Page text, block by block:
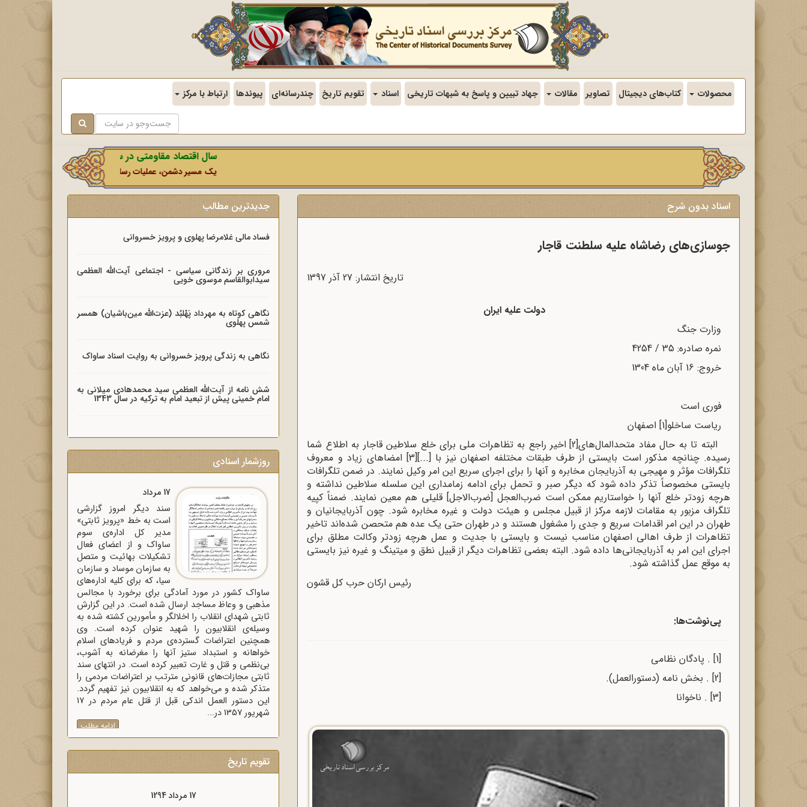
محصولات کتاب‌های دیجیتال تصاویر مقالات جهاد تبیین و پاسخ به شبهات تاریخی اسناد تقویم تاریخ چندرسانه‌ای پیوندها ارتباط با مرکز
سال اقتصاد مقاومتی در سایه وحدت ملی و امنیت ملی.
یک مسیر دشمن، عملیات رسانه‌ای او است که در این ایام بطور
اسناد بدون شرح
جوسازی‌های رضاشاه علیه سلطنت قاجار
تاریخ انتشار: 27 آذر 1397
دولت علیه ایران
وزارت جنگ
نمره صادره: 35 / 4254
خروج: 16 آبان ماه 1304
فوری است
ریاست ساخلو[1] اصفهان
البته تا به حال مفاد متحدالمال‌های[2]اخیر راجع به تظاهرات ملی برای خلع سلاطین قاجار به اطلاع شما
رسیده. چنانچه مذکور است بایستی از طرف طبقات مختلفه اصفهان نیز با [...][3]امضاهای زیاد و معروف
تلگرافات مؤثر و مهیجی به آذربایجان مخابره و آنها را برای اجرای سریع این امر وکیل نمایند. در ضمن تلگرافات
بایستی مخصوصاً تذکر داده شود که دیگر صبر و تحمل برای ادامه زمامداری این سلسله سلاطین نداشته و
هرچه زودتر خلع آنها را خواستاریم ممکن است ضرب‌العجل [ضرب‌الاجل] قلیلی هم معین نمایند. ضمناً کپیه
تلگراف مزبور به مقامات لازمه مرکز از قبیل مجلس و هیئت دولت و غیره مخابره شود. چون آذربایجانیان و
طهران در این امر اقدامات سریع و جدی را مشغول هستند و در طهران حتی یک عده هم متحصن شده‌اند تاخیر
تظاهرات از طرف اهالی اصفهان مناسب نیست و بایستی با جدیت و عمل هرچه زودتر وکالت مطلق برای
اجرای این امر به آذربایجانی‌ها داده شود. البته بعضی تظاهرات دیگر از قبیل نطق و میتینگ و غیره نیز بایستی
به موقع عمل گذاشته شود.
رئیس ارکان حرب کل قشون
پی‌نوشت‌ها:
[1] . پادگان نظامی
[2] . بخش نامه (دستورالعمل).
[3] . ناخوانا
جدیدترین مطالب
فساد مالی غلامرضا پهلوی و پرویز خسروانی
مروری بر زندگانی سیاسی - اجتماعی آیت‌الله العظمی
سیدابوالقاسم موسوی خویی
نگاهی کوتاه به مهرداد پَهْلبُد (عزت‌الله مین‌باشیان) همسر
شمس پهلوی
نگاهی به زندگی پرویز خسروانی به روایت اسناد ساواک
شش نامه از آیت‌الله العظمی سید محمدهادی میلانی به
امام خمینی پیش از تبعید امام به ترکیه در سال 1343
روزشمار اسنادی
17 مرداد
سند دیگر امروز گزارشی
است به خط «پرویز ثابتی»
مدیر کل اداره‌ی سوم
ساواک و از اعضای فعال
تشکیلات بهائیت و متصل
به سازمان موساد و سازمان
سیا، که برای کلیه اداره‌های
ساواک‌ کشور در مورد آمادگی برای برخورد با مجالس
مذهبی و وعاظ مساجد ارسال شده است. در این گزارش
ثابتی شهدای انقلاب را اخلالگر و مأمورین کشته شده به
وسیله‌ی انقلابیون را شهید عنوان کرده است. وی
همچنین اعتراضات گسترده‌ی مردم و فریادهای اسلام
خواهانه و استبداد ستیز آنها را مغرضانه به آشوب،
بی‌نظمی و قتل و غارت تعبیر کرده است. در انتهای سند
ثابتی مجازات‌های قانونی مترتب بر اعتراضات مردمی را
متذکر شده و می‌خواهد که به انقلابیون نیز تفهیم گردد.
این دستور العمل اندکی قبل از قتل عام مردم در 17
شهریور 1357 در...
ادامه مطلب
تقویم تاریخ
17 مرداد 1298